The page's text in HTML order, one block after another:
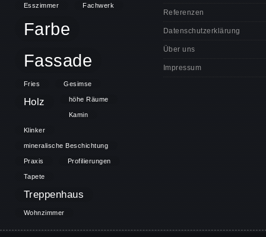
Esszimmer Fachwerk
Farbe
Fassade
Fries Gesimse
Holz höhe Räume
Kamin
Klinker
mineralische Beschichtung
Praxis Profilierungen
Tapete
Treppenhaus
Wohnzimmer
Referenzen
Datenschutzerklärung
Über uns
Impressum